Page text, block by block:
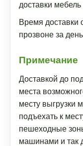
доставки
Время доставки
прозвоне за
Примечание
Доставкой до
места
месту выгрузки
подъехать к
пешеходные
машинами и так